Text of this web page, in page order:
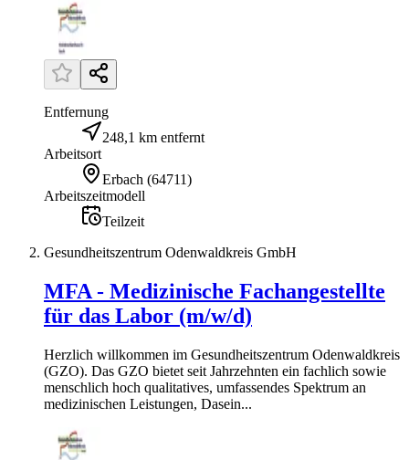
Entfernung
248,1 km entfernt
Arbeitsort
Erbach (64711)
Arbeitszeitmodell
Teilzeit
Gesundheitszentrum Odenwaldkreis GmbH
MFA - Medizinische Fachangestellte
für das Labor (m/w/d)
Herzlich willkommen im Gesundheitszentrum Odenwaldkreis
(GZO). Das GZO bietet seit Jahrzehnten ein fachlich sowie
menschlich hoch qualitatives, umfassendes Spektrum an
medizinischen Leistungen, Dasein...